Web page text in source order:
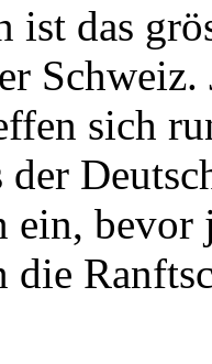
ist das
sich
der
ein, bevor
die